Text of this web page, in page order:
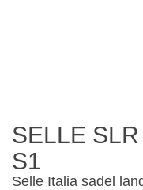
SELLE
S1
Selle Italia sadel